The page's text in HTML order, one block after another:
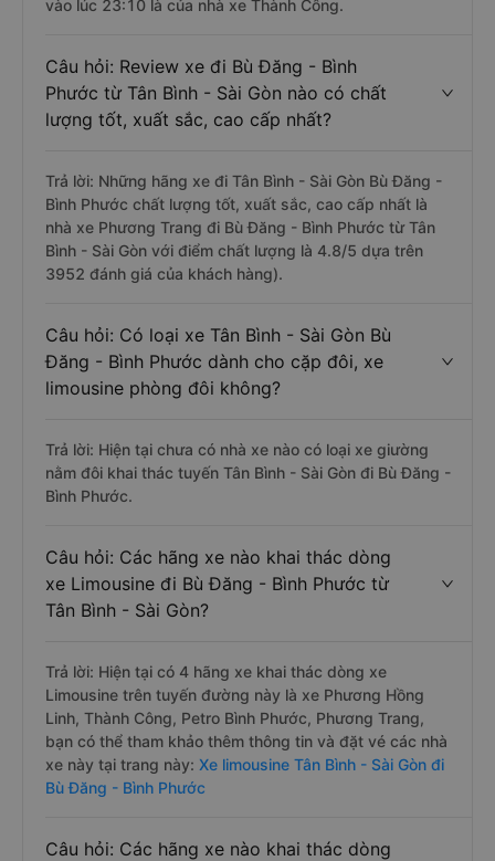
vào lúc 23:10 là của nhà xe Thành Công.
Câu hỏi: Review xe đi Bù Đăng - Bình
Phước từ Tân Bình - Sài Gòn nào có chất
lượng tốt, xuất sắc, cao cấp nhất?
Trả lời: Những hãng xe đi Tân Bình - Sài Gòn Bù Đăng -
Bình Phước chất lượng tốt, xuất sắc, cao cấp nhất là
nhà xe Phương Trang đi Bù Đăng - Bình Phước từ Tân
Bình - Sài Gòn với điểm chất lượng là 4.8/5 dựa trên
3952 đánh giá của khách hàng).
Câu hỏi: Có loại xe Tân Bình - Sài Gòn Bù
Đăng - Bình Phước dành cho cặp đôi, xe
limousine phòng đôi không?
Trả lời: Hiện tại chưa có nhà xe nào có loại xe giường
nằm đôi khai thác tuyến Tân Bình - Sài Gòn đi Bù Đăng -
Bình Phước.
Câu hỏi: Các hãng xe nào khai thác dòng
xe Limousine đi Bù Đăng - Bình Phước từ
Tân Bình - Sài Gòn?
Trả lời: Hiện tại có 4 hãng xe khai thác dòng xe
Limousine trên tuyến đường này là xe Phương Hồng
Linh, Thành Công, Petro Bình Phước, Phương Trang,
bạn có thể tham khảo thêm thông tin và đặt vé các nhà
xe này tại trang này: Xe limousine Tân Bình - Sài Gòn đi
Bù Đăng - Bình Phước
Câu hỏi: Các hãng xe nào khai thác dòng